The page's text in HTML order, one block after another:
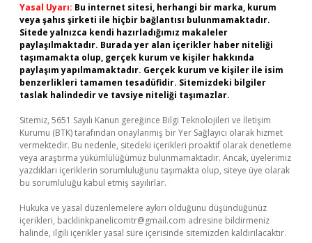
Yasal Uyarı: Bu internet sitesi, herhangi bir marka, kurum
veya şahıs şirketi ile hiçbir bağlantısı bulunmamaktadır.
Sitede yalnızca kendi hazırladığımız makaleler
paylaşılmaktadır. Burada yer alan içerikler haber niteliği
taşımamakta olup, gerçek kurum ve kişiler hakkında
paylaşım yapılmamaktadır. Gerçek kurum ve kişiler ile isim
benzerlikleri tamamen tesadüfidir. Sitemizdeki bilgiler
taslak halindedir ve tavsiye niteliği taşımazlar.
Sitemiz, 5651 Sayılı Kanun gereğince Bilgi Teknolojileri ve İletişim
Kurumu (BTK) tarafından onaylanmış bir Yer Sağlayıcı olarak hizmet
vermektedir. Bu nedenle, sitedeki içerikleri proaktif olarak denetleme
veya araştırma yükümlülüğümüz bulunmamaktadır. Ancak, üyelerimiz
yazdıkları içeriklerin sorumluluğunu taşımakta olup, siteye üye olarak
bu sorumluluğu kabul etmiş sayılırlar.
Hukuka ve yasal düzenlemelere aykırı olduğunu düşündüğünüz
içerikleri, backlinkpanelicomtr@gmail.com adresine bildirmeniz
halinde, ilgili içerikler yasal süre içerisinde sitemizden kaldırılacaktır.